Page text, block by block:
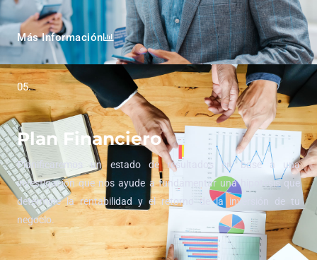
Más Información
05.
Plan Financiero
Planificaremos un estado de resultados en base a una
investigación que nos ayude a fundamentar una hipotesis que
determine la rentabilidad y el retorno de la inversión de tu
negocio.